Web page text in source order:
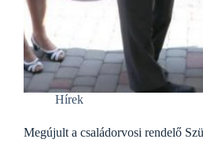
Hírek
Megújult a családorvosi rendelő